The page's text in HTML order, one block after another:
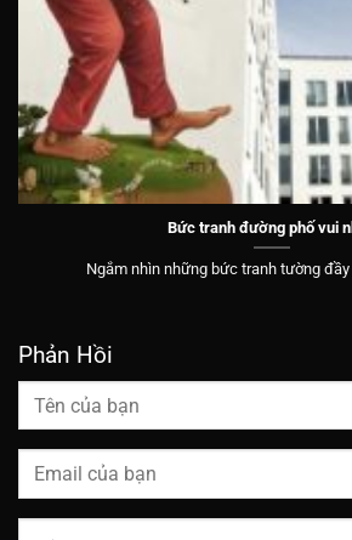
Bức tranh đường phố vui
Ngắm nhìn những bức tranh tường
Phản Hồi